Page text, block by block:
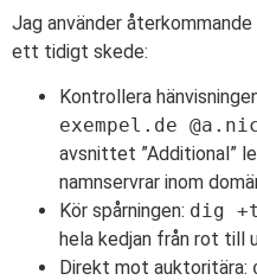
Jag använder
ett tidigt skede:
Kontrollera
exempel.de
avsnittet ”Additional”
namnservrar inom
Kör spårningen: dig
hela kedjan från rot till
Direkt mot auktoritära: